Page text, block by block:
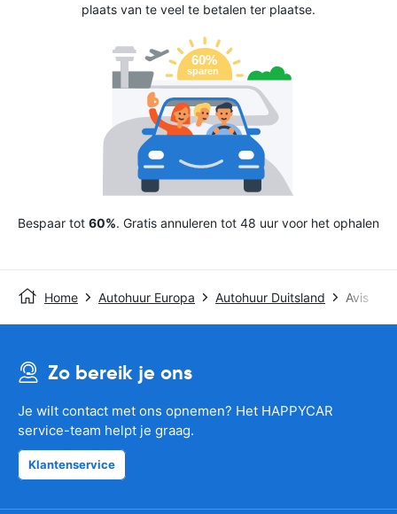
plaats van te veel te betalen ter plaatse.
Bespaar tot 60%. Gratis annuleren tot 48 uur voor het ophalen
Home Autohuur Europa Autohuur Duitsland Avis
Zo bereik je ons
Je wilt contact met ons opnemen? Het HAPPYCAR
service-team helpt je graag.
Klantenservice